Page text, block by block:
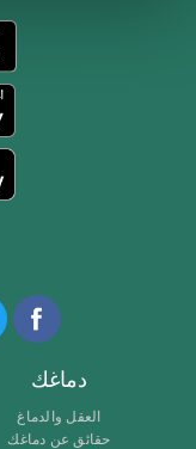
دماغك
العقل والدماغ
حقائق عن دماغك